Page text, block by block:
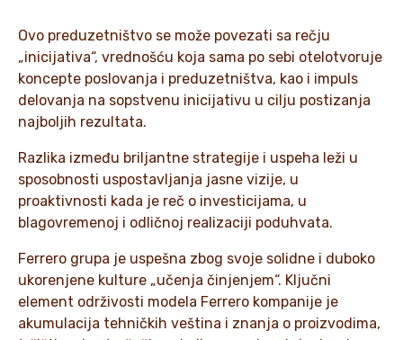
Ovo preduzetništvo se može povezati sa rečju
„inicijativa“, vrednošću koja sama po sebi otelotvoruje
koncepte poslovanja i preduzetništva, kao i impuls
delovanja na sopstvenu inicijativu u cilju postizanja
najboljih rezultata.
Razlika između briljantne strategije i uspeha leži u
sposobnosti uspostavljanja jasne vizije, u
proaktivnosti kada je reč o investicijama, u
blagovremenoj i odličnoj realizaciji poduhvata.
Ferrero grupa je uspešna zbog svoje solidne i duboko
ukorenjene kulture „učenja činjenjem“. Ključni
element održivosti modela Ferrero kompanije je
akumulacija tehničkih veština i znanja o proizvodima,